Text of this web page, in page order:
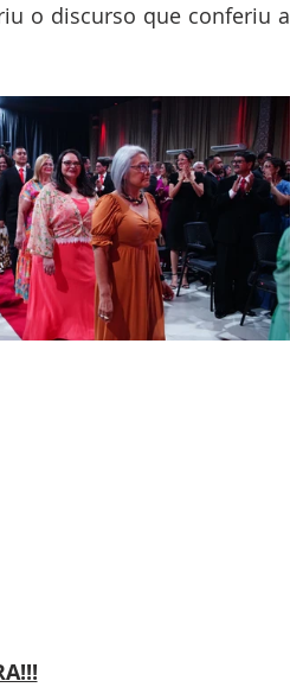
o discurso que conferiu a